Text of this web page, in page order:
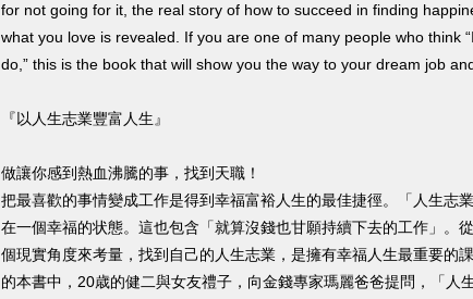
for not going for it, the real story of how to succeed in finding
what you love is revealed. If you are one of many people who think
do,” this is the book that will show you the way to your dream job
『以人生志業豐富人生』
做讓你感到熱血沸騰的事，找到天職！
把最喜歡的事情變成工作是得到幸福富裕人生的最佳捷徑。「人生志
在一個幸福的状態。這也包含「就算沒錢也甘願持續下去的工作」。
個現實角度來考量，找到自己的人生志業，是擁有幸福人生最重要的
的本書中，20歳的健二與女友禮子，向金錢專家瑪麗爸爸提問，「人